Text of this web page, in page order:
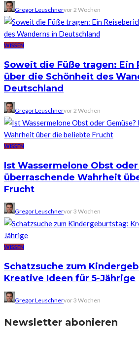
Gregor Leuschnervor 2 Wochen
WISSEN
Soweit die Füße tragen: Ein
über die Schönheit des
Deutschland
Gregor Leuschnervor 2 Wochen
WISSEN
Ist Wassermelone Obst
überraschende Wahrheit
Frucht
Gregor Leuschnervor 3 Wochen
WISSEN
Schatzsuche zum
Kreative Ideen für 5-Jährige
Gregor Leuschnervor 3 Wochen
Newsletter abonieren